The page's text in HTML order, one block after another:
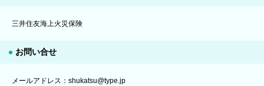
三井住友海上火災保険
お問い合せ
メールアドレス：shukatsu@type.jp